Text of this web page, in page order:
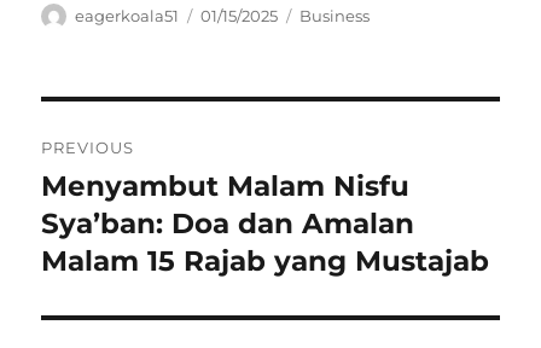
Author
eagerkoala51
Posted
01/15/2025 Categories
Business
pos
PREVIOUS
Previous
post:
Menyambut Malam Nisfu
Sya’ban: Doa dan Amalan
Malam 15 Rajab yang Mustajab